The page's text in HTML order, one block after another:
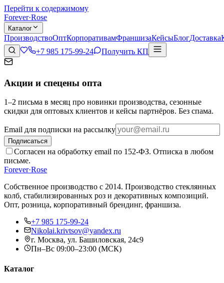
Перейти к содержимому
Forever·Rose
Каталог
ПроизводствоОптКорпоративамФраншизаКейсыБлогДоставка
+7 985 175-99-24
Получить КП
Акции и спецены опта
1–2 письма в месяц про новинки производства, сезонные
скидки для оптовых клиентов и кейсы партнёров. Без спама.
Email для подписки на рассылку
Подписаться
Согласен на обработку email по 152-ФЗ. Отписка в любом
письме.
Forever·Rose
Собственное производство с 2014. Производство стеклянных
колб, стабилизированных роз и декоративных композиций.
Опт, розница, корпоративный брендинг, франшиза.
+7 985 175-99-24
Nikolai.krivtsov@yandex.ru
г. Москва, ул. Башиловская, 24с9
Пн–Вс 09:00–23:00 (МСК)
Каталог